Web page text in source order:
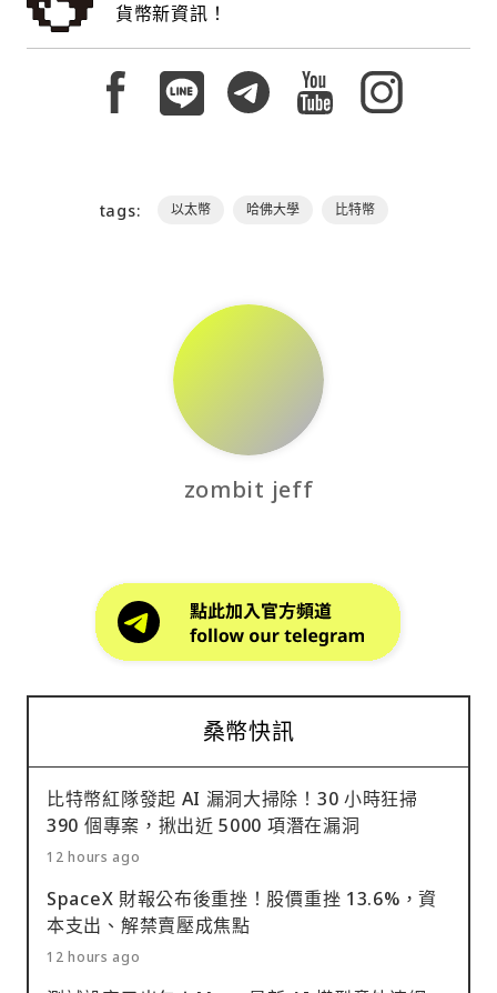
貨幣新資訊！
tags: 以太幣 哈佛大學 比特幣
zombit jeff
桑幣快訊
比特幣紅隊發起 AI 漏洞大掃除！30 小時狂掃
390 個專案，揪出近 5000 項潛在漏洞
12 hours ago
SpaceX 財報公布後重挫！股價重挫 13.6%，資
本支出、解禁賣壓成焦點
12 hours ago